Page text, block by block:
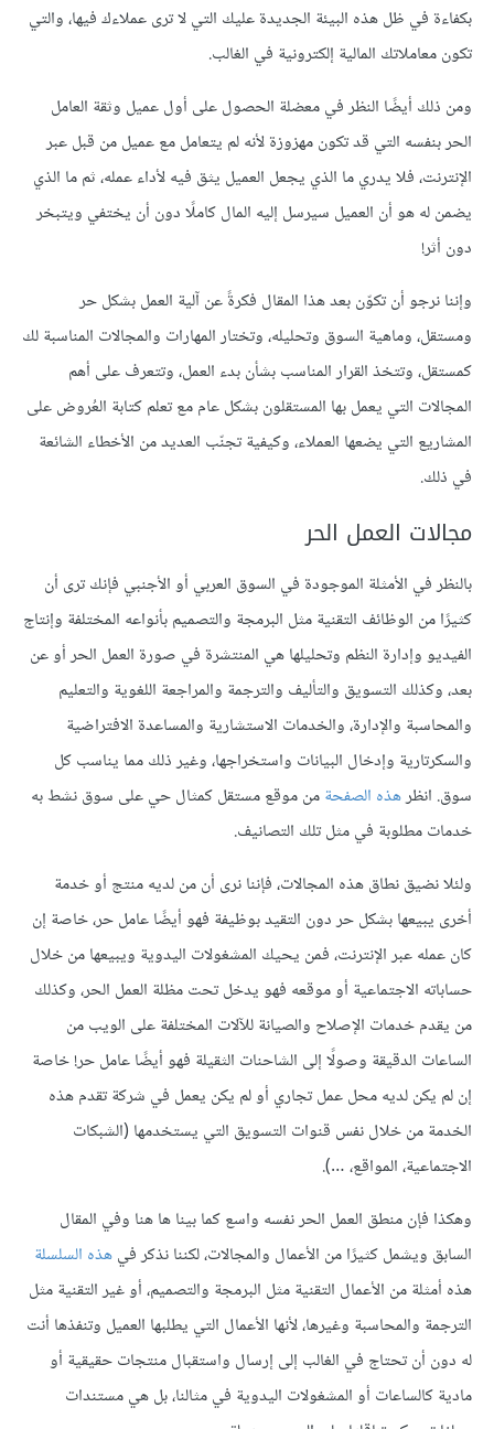
بكفاءة في ظل هذه البيئة الجديدة عليك التي لا ترى عملاءك فيها، والتي
تكون معاملاتك المالية إلكترونية في الغالب.
ومن ذلك أيضًا النظر في معضلة الحصول على أول عميل وثقة العامل
الحر بنفسه التي قد تكون مهزوزة لأنه لم يتعامل مع عميل من قبل عبر
الإنترنت، فلا يدري ما الذي يجعل العميل يثق فيه لأداء عمله، ثم ما الذي
يضمن له هو أن العميل سيرسل إليه المال كاملًا دون أن يختفي ويتبخر
دون أثر!
وإننا نرجو أن تكوّن بعد هذا المقال فكرةً عن آلية العمل بشكل حر
ومستقل، وماهية السوق وتحليله، وتختار المهارات والمجالات المناسبة لك
كمستقل، وتتخذ القرار المناسب بشأن بدء العمل، وتتعرف على أهم
المجالات التي يعمل بها المستقلون بشكل عام مع تعلم كتابة العُروض على
المشاريع التي يضعها العملاء، وكيفية تجنّب العديد من الأخطاء الشائعة
في ذلك.
مجالات العمل الحر
بالنظر في الأمثلة الموجودة في السوق العربي أو الأجنبي فإنك ترى أن
كثيرًا من الوظائف التقنية مثل البرمجة والتصميم بأنواعه المختلفة وإنتاج
الفيديو وإدارة النظم وتحليلها هي المنتشرة في صورة العمل الحر أو عن
بعد، وكذلك التسويق والتأليف والترجمة والمراجعة اللغوية والتعليم
والمحاسبة والإدارة، والخدمات الاستشارية والمساعدة الافتراضية
والسكرتارية وإدخال البيانات واستخراجها، وغير ذلك مما يناسب كل
سوق. انظرهذه الصفحةمن موقع مستقل كمثال حي على سوق نشط به
خدمات مطلوبة في مثل تلك التصانيف.
ولئلا نضيق نطاق هذه المجالات، فإننا نرى أن من لديه منتج أو خدمة
أخرى يبيعها بشكل حر دون التقيد بوظيفة فهو أيضًا عامل حر، خاصة إن
كان عمله عبر الإنترنت، فمن يحيك المشغولات اليدوية ويبيعها من خلال
حساباته الاجتماعية أو موقعه فهو يدخل تحت مظلة العمل الحر، وكذلك
من يقدم خدمات الإصلاح والصيانة للآلات المختلفة على الويب من
الساعات الدقيقة وصولًا إلى الشاحنات الثقيلة فهو أيضًا عامل حر! خاصة
إن لم يكن لديه محل عمل تجاري أو لم يكن يعمل في شركة تقدم هذه
الخدمة من خلال نفس قنوات التسويق التي يستخدمها (الشبكات
الاجتماعية، المواقع، …).
وهكذا فإن منطق العمل الحر نفسه واسع كما بينا ها هنا وفي المقال
السابق ويشمل كثيرًا من الأعمال والمجالات، لكننا نذكر فيهذه السلسلة
هذه أمثلة من الأعمال التقنية مثل البرمجة والتصميم، أو غير التقنية مثل
الترجمة والمحاسبة وغيرها، لأنها الأعمال التي يطلبها العميل وتنفذها أنت
له دون أن تحتاج في الغالب إلى إرسال واستقبال منتجات حقيقية أو
مادية كالساعات أو المشغولات اليدوية في مثالنا، بل هي مستندات